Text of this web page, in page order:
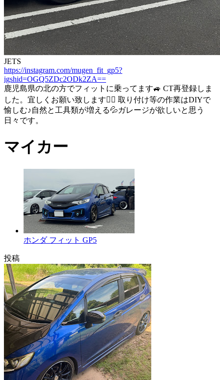
JETS
https://instagram.com/mugen_fit_gp5?
igshid=OGQ5ZDc2ODk2ZA==
鹿児島県の北の方でフィットに乗ってます🚙 CT再登録しま
した。宜しくお願い致します🙇‍♂️ 取り付け等の作業はDIYで
愉しむ♪自然と工具類が増える💦ガレージが欲しいと思う
日々です。
マイカー
ホンダ フィット GP5
投稿